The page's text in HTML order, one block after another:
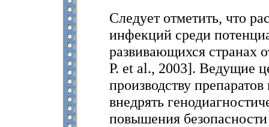
Следует отметить, что
инфекций среди
развивающихся странах
P. et al., 2003]. Ведущие
производству
внедрять
повышения